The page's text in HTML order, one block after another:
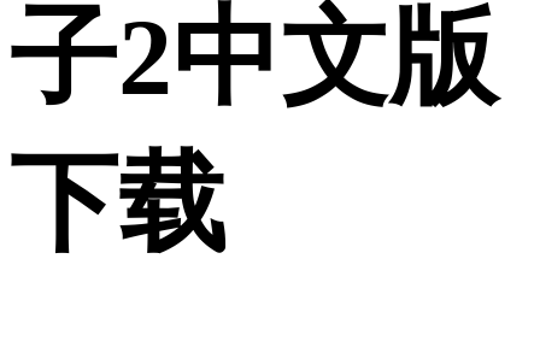
子2中文版
下载